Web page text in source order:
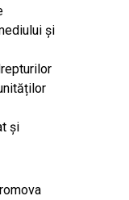
și
și